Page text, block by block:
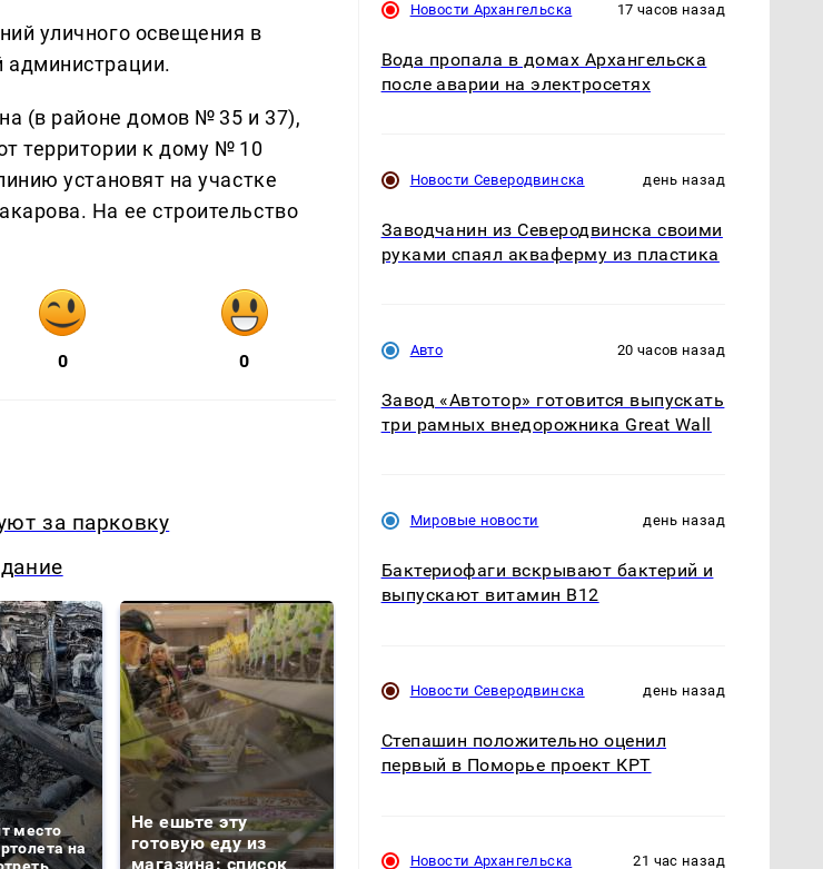
уличного освещения в
администрации.
(в районе домов № 35 и 37),
территории к дому № 10
установят на участке
На ее строительство
0 0
за парковку
место
на
Не ешьте эту
готовую еду из
магазина: список
криптомиллионера
Новости Архангельска 17 часов назад
Вода пропала в домах Архангельска
после аварии на электросетях
Новости Северодвинска день назад
Заводчанин из Северодвинска своими
руками спаял акваферму из пластика
Авто 20 часов назад
Завод «Автотор» готовится выпускать
три рамных внедорожника Great Wall
Мировые новости день назад
Бактериофаги вскрывают бактерий и
выпускают витамин B12
Новости Северодвинска день назад
Степашин положительно оценил
первый в Поморье проект КРТ
Новости Архангельска 21 час назад